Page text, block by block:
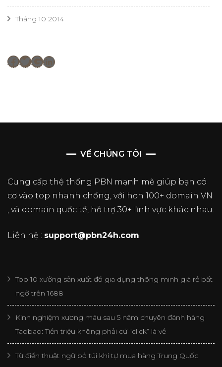
Tháng 10 2014
Facebook
Twitter
Google
LinkedIn
VỀ CHÚNG TÔI
Cung cấp thệ thống PBN mạnh mẽ giúp bạn có
cơ vào top nhanh chống, với hơn 100+ domain VN
, và domain quốc tế, hỗ trợ 30+ lĩnh vực khác nhau.
Liên hệ : support@pbn24h.com
Top 10 xưởng sản xuất đồ gia dụng thông minh giá rẻ bất
ngờ trên 1688
Kinh nghiệm xương máu sau 5 năm chuyên đánh hàng
Taobao: Tiền triệu không phải cứ “click” là về
Từ điển thuật ngữ bỏ túi khi tự mua hàng Trung Quốc